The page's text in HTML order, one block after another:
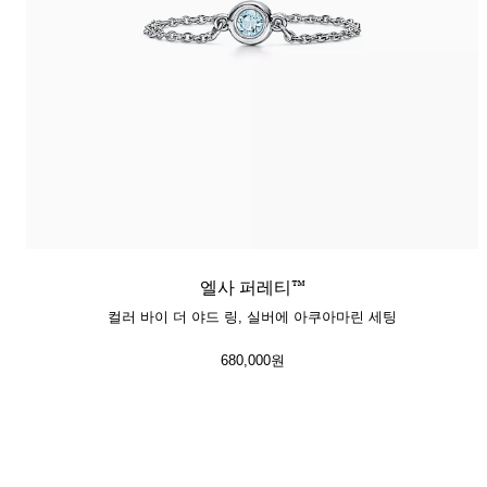
엘사 퍼레티™
컬러 바이 더 야드 링, 실버에 아쿠아마린 세팅
680,000원